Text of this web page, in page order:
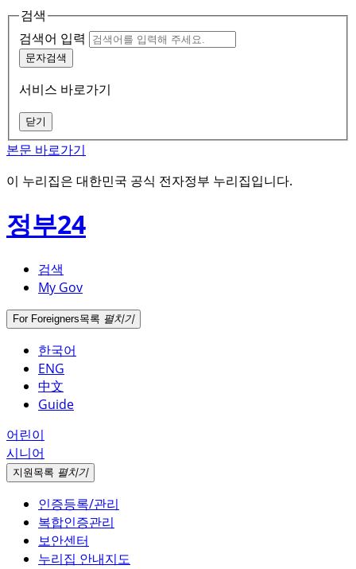
검색
검색어 입력
문자검색
서비스 바로가기
닫기
본문 바로가기
이 누리집은 대한민국 공식 전자정부 누리집입니다.
정부24
검색
My Gov
For Foreigners목록 펼치기
한국어
ENG
中文
Guide
어린이
시니어
지원 목록 펼치기
인증등록/관리
복합인증관리
보안센터
누리집 안내지도